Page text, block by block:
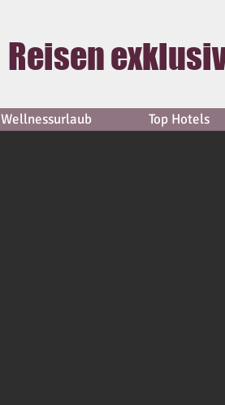
Reisen
Wellnessurlaub Top Hotels